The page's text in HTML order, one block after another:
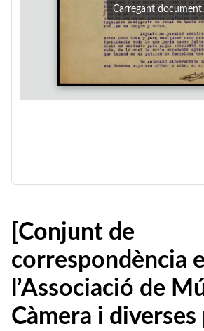
Carregant
[Conjunt de
correspondència
l’Associació de
Càmera i diverses